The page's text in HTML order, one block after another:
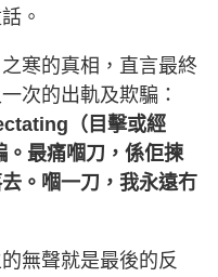
。
寒的真相，直言最終
次的出軌及欺騙：
（目擊或經
。最痛嗰刀，係佢揀
。嗰一刀，我永遠冇
無聲就是最後的反